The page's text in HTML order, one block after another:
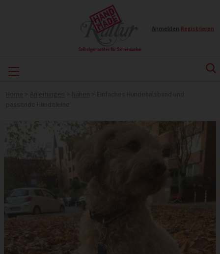
Anmelden Registrieren